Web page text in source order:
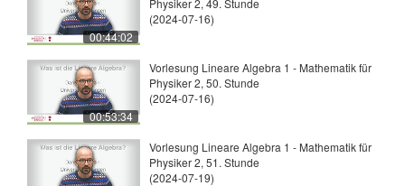
00:44:02
Physiker 2, 49. Stunde
(2024-07-16)
00:53:34
Vorlesung Lineare Algebra 1 - Mathematik für
Physiker 2, 50. Stunde
(2024-07-16)
Vorlesung Lineare Algebra 1 - Mathematik für
Physiker 2, 51. Stunde
(2024-07-19)